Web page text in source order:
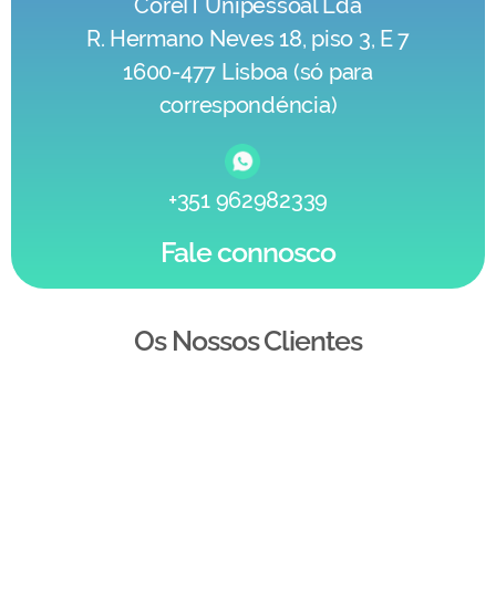
CoreIT Unipessoal Lda
R. Hermano Neves 18, piso 3, E 7
1600-477 Lisboa (só para
correspondéncia)
+351 962982339
Fale connosco
Os Nossos Clientes